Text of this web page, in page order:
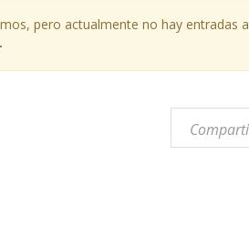
pero actualmente no hay entradas